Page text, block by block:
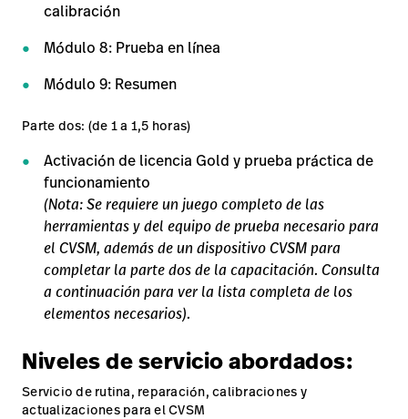
calibración
Módulo 8: Prueba en línea
Módulo 9: Resumen
Parte dos: (de 1 a 1,5 horas)
Activación de licencia Gold y prueba práctica de
funcionamiento
(Nota: Se requiere un juego completo de las
herramientas y del equipo de prueba necesario para
el CVSM, además de un dispositivo CVSM para
completar la parte dos de la capacitación. Consulta
a continuación para ver la lista completa de los
elementos necesarios).
Niveles de servicio abordados:
Servicio de rutina, reparación, calibraciones y
actualizaciones para el CVSM